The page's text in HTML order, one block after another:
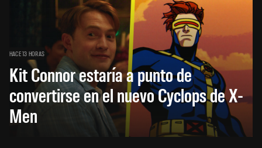
HACE 13 HORAS
Kit Connor estaría a punto de
convertirse en el nuevo Cyclops de X-
Men